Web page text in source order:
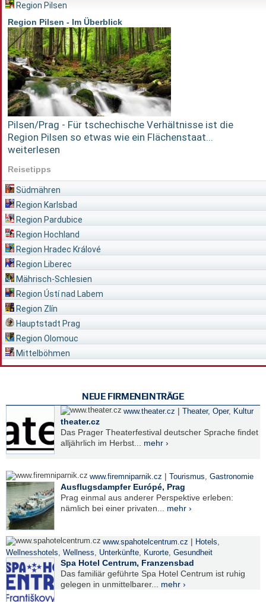
Region Pilsen
Region Pilsen - Im Überblick
Pilsen/Prag - Für tschechische Verhältnisse ist die
Region Pilsen so etwas wie ein Flächenstaat...
weiterlesen
Reisetipps
Südmähren
Region Karlsbad
Region Pardubice
Region Hochland
Region Hradec Králové
Region Liberec
Mährisch-Schlesien
Region Ústí nad Labem
Region Zlín
Hauptstadt Prag
Region Olomouc
Mittelböhmen
NEUE FIRMENEINTRÄGE
www.theater.cz | Theater, Oper, Kultur
theater.cz
Das Prager Theaterfestival deutscher Sprache findet
alljährlich im Herbst... mehr ›
www.firemniparnik.cz | Tourismus, Gastronomie
Ausflugsdampfer Európé, Prag
Prag einmal aus anderer Perspektive erleben:
nämlich bei einer privaten... mehr ›
www.spahotelcentrum.cz | Hotels,
Wellnesshotels, Wellness, Unterkünfte, Kurorte, Gesundheit
Spa Hotel Centrum, Franzensbad
Das familiär geführte Spa Hotel Centrum ist ruhig
gelegen in unmittelbarer... mehr ›